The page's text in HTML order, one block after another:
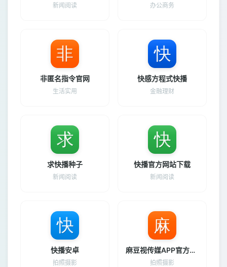
新闻阅读 办公商务
非匿名指令官网
生活实用
快感方程式快播
金融理财
求快播种子
新闻阅读
快播官方网站下载
新闻阅读
快播安卓
拍照摄影
麻豆视传媒APP官方网站入口
拍照摄影